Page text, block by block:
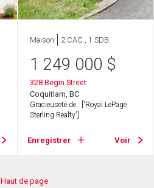
Maison 2 CAC , 1 SDB
1 249 000 $
328 Begin Street
Coquitlam, BC
Gracieuseté de : ['Royal LePage
Sterling Realty']
Enregistrer Voir
Haut de page